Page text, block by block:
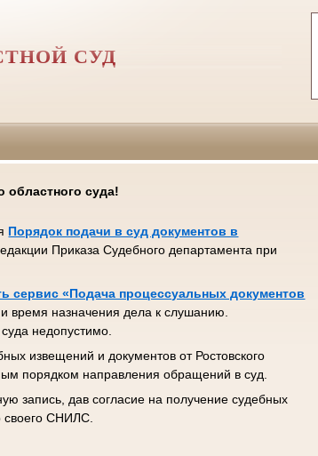
СУД
областного суда!
Порядок подачи в суд документов в
Приказа Судебного департамента при
сервис «Подача процессуальных документов
и время назначения дела к слушанию.
недопустимо.
извещений и документов от Ростовского
порядком направления обращений в суд.
запись, дав согласие на получение судебных
своего СНИЛС.